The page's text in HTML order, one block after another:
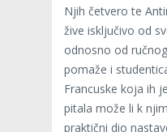
Njih četvero te
žive isključivo od
odnosno od
pomaže i
Francuske koja ih
pitala može li k
praktični dio